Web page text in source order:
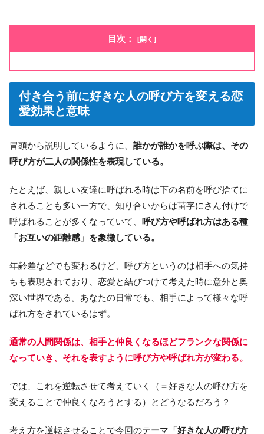
目次：
付き合う前に好きな人の呼び方を変える恋
愛効果と意味
冒頭から説明しているように、 誰かが誰かを呼ぶ際は、その
呼び方が二人の関係性を表現している。
たとえば、親しい友達に呼ばれる時は下の名前を呼び捨てに
されることも多い一方で、知り合いからは苗字にさん付けで
呼ばれることが多くなっていて、 呼び方や呼ばれ方はある種
「お互いの距離感」を象徴している。
年齢差などでも変わるけど、呼び方というのは相手への気持
ちも表現されており、恋愛と結びつけて考えた時に意外と奥
深い世界である。あなたの日常でも、相手によって様々な呼
ばれ方をされているはず。
通常の人間関係は、相手と仲良くなるほどフランクな関係に
なっていき、それを表すように呼び方や呼ばれ方が変わる。
では、これを逆転させて考えていく（＝好きな人の呼び方を
変えることで仲良くなろうとする）とどうなるだろう？
考え方を逆転させることで今回のテーマ 「好きな人の呼び方